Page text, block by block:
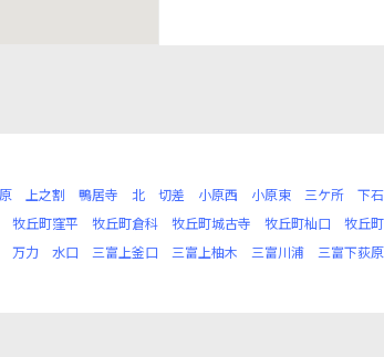
上之割 鴨居寺 北 切差 小原西 小原東 三ケ所 下
牧丘町窪平 牧丘町倉科 牧丘町城古寺 牧丘町杣口 牧丘
万力 水口 三富上釜口 三富上柚木 三富川浦 三富下荻原